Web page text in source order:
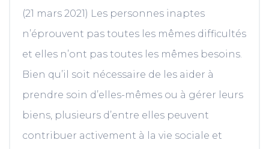
(21 mars 2021) Les personnes inaptes
n’éprouvent pas toutes les mêmes difficultés
et elles n’ont pas toutes les mêmes besoins.
Bien qu’il soit nécessaire de les aider à
prendre soin d’elles-mêmes ou à gérer leurs
biens, plusieurs d’entre elles peuvent
contribuer activement à la vie sociale et